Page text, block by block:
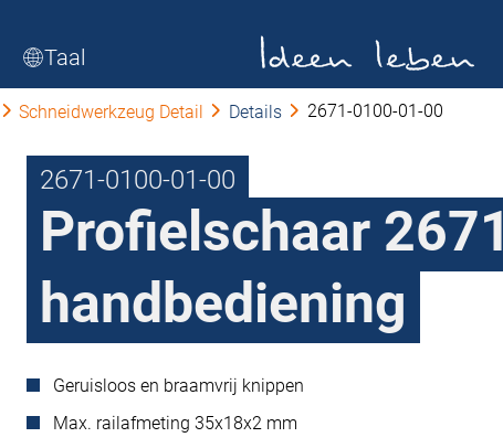
Taal
Schneidwerkzeug Detail Details 2671-0100-01-00
2671-0100-01-00
Profielschaar 2671
handbediening
Geruisloos en braamvrij knippen
Max. railafmeting 35x18x2 mm